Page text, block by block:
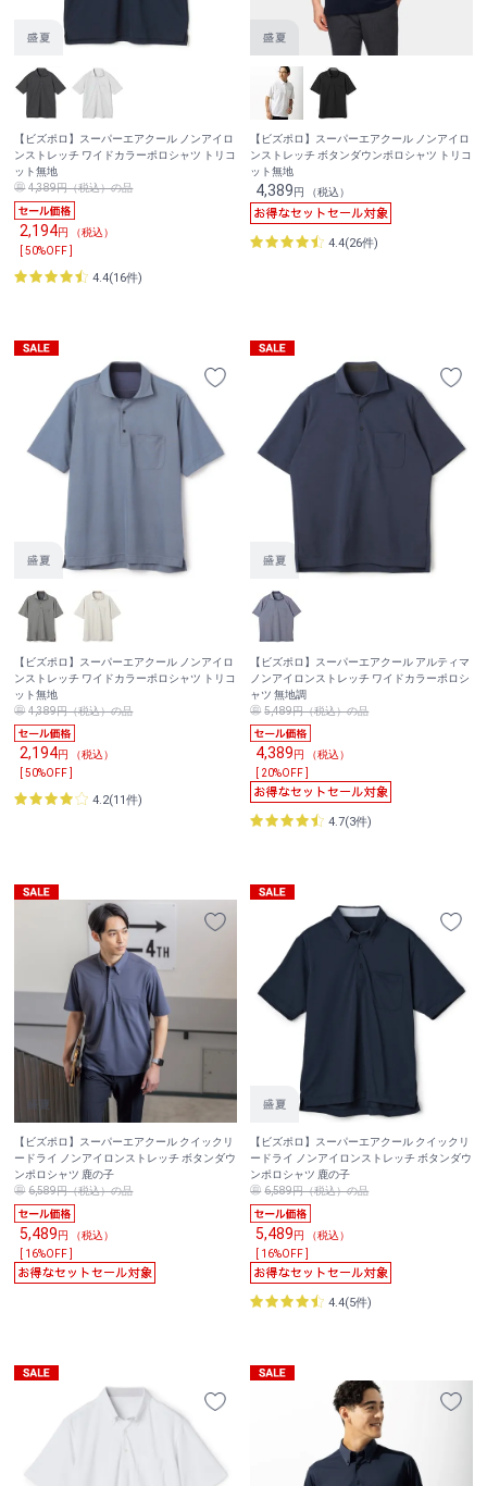
【ビズポロ】スーパーエアクール ノンアイロ
ンストレッチ ワイドカラーポロシャツ トリコ
ット無地
4,389円（税込）の品
2,194円 （税込）
[ 50%OFF ]
4.4(16件)
【ビズポロ】スーパーエアクール ノンアイロ
ンストレッチ ボタンダウンポロシャツ トリコ
ット無地
4,389円 （税込）
4.4(26件)
【ビズポロ】スーパーエアクール ノンアイロ
ンストレッチ ワイドカラーポロシャツ トリコ
ット無地
4,389円（税込）の品
2,194円 （税込）
[ 50%OFF ]
4.2(11件)
【ビズポロ】スーパーエアクール アルティマ
ノンアイロンストレッチ ワイドカラーポロシ
ャツ 無地調
5,489円（税込）の品
4,389円 （税込）
[ 20%OFF ]
4.7(3件)
【ビズポロ】スーパーエアクール クイックリ
ードライ ノンアイロンストレッチ ボタンダウ
ンポロシャツ 鹿の子
6,589円（税込）の品
5,489円 （税込）
[ 16%OFF ]
【ビズポロ】スーパーエアクール クイックリ
ードライ ノンアイロンストレッチ ボタンダウ
ンポロシャツ 鹿の子
6,589円（税込）の品
5,489円 （税込）
[ 16%OFF ]
4.4(5件)